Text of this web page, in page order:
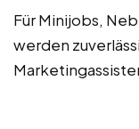
Für Minijobs,
werden